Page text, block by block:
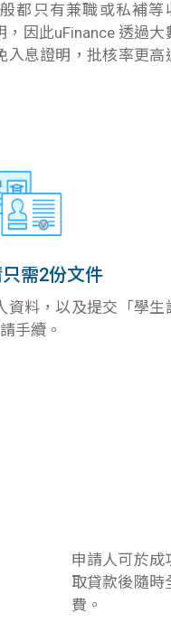
都只有兼職或私補等
因此uFinance 透過大
入息證明，批核率更高
需2份文件
資料，以及提交「學生
手續。
申請人可於成
取貸款後隨時
費。